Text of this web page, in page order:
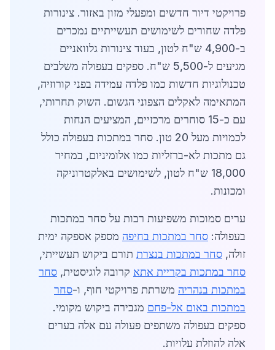
פרויקטי דיור חדשים ומפעלי מזון באזור. צינורות
פלדה שחורים לשימושים תעשייתיים נמכרים
ב-4,900 ש"ח לטון, בעוד צינורות גלוואניים
מגיעים ל-5,500 ש"ח. ספקים בעפולה משלבים
טכנולוגיות חדשות כמו פלדה עמידה בפני קורוזיה,
המתאימה לאקלים הצפוני הגשום. השוק תחרותי,
עם כ-15 סוחרים מרכזיים, המציעים הנחות
לכמויות מעל 20 טון. סחר במתכות בעפולה כולל
גם מתכות לא-ברזליות כמו אלומיניום, במחיר
18,000 ש"ח לטון, לשימושים באלקטרוניקה
ומכונות.
ערים סמוכות משפיעות רבות על סחר במתכות
בעפולה: סחר במתכות בחיפה מספק אספקה ימית
זולה, סחר במתכות בנצרת תורם ביקוש תעשייתי,
סחר במתכות בקריית אתא קרובה לוגיסטית, סחר
במתכות בנהריה משרתת פרויקטי חוף, ו-סחר
במתכות באום אל-פחם מגבירה ביקוש מקומי.
ספקים בעפולה משתפים פעולה עם אלה בערים
אלה להוזלת עלויות.